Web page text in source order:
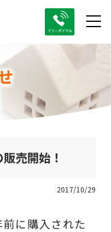
売開始！
2017/10/29
に購入された